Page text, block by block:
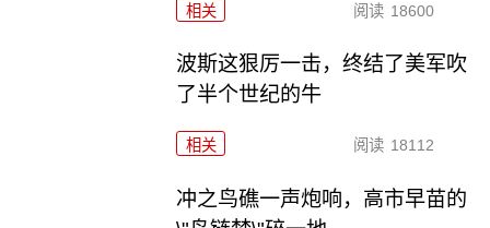
相关 阅读 18600
波斯这狠厉一击，终结了美军吹
了半个世纪的牛
相关 阅读 18112
冲之鸟礁一声炮响，高市早苗的